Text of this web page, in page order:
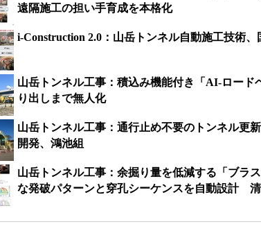
遠隔施工の担い手育成を本格化
i-Construction 2.0：山岳トンネル自動施工技術
山岳トンネル工事：積込み機能付き「AI-ロード
り出しまで無人化
山岳トンネル工事：通行止め不要のトンネル更
開発、鴻池組
山岳トンネル工事：余掘り量を低減する「ブラ
な発破パターンと穿孔シーケンスを自動設計